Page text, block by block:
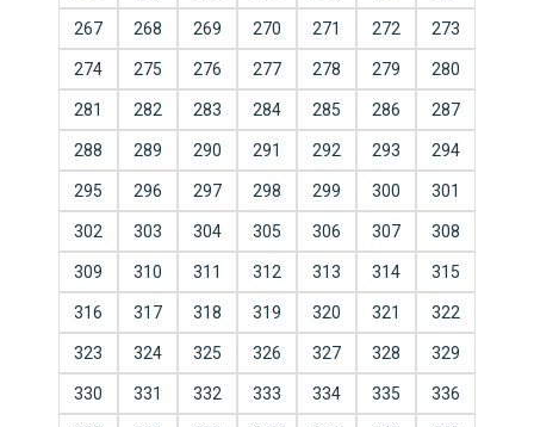
267 268 269 270 271 272 273
274 275 276 277 278 279 280
281 282 283 284 285 286 287
288 289 290 291 292 293 294
295 296 297 298 299 300 301
302 303 304 305 306 307 308
309 310 311 312 313 314 315
316 317 318 319 320 321 322
323 324 325 326 327 328 329
330 331 332 333 334 335 336